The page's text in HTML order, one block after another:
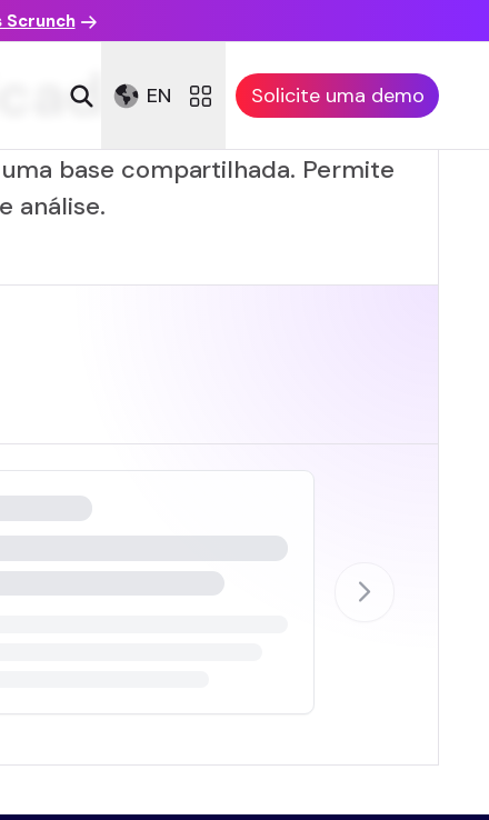
EN Solicite uma demo
base compartilhada. Permite
análise.